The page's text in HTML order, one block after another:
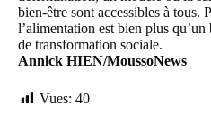
bien-être sont accessibles à tous.
l’alimentation est bien plus qu’un
de transformation sociale.
Annick HIEN/MoussoNews
Vues: 40